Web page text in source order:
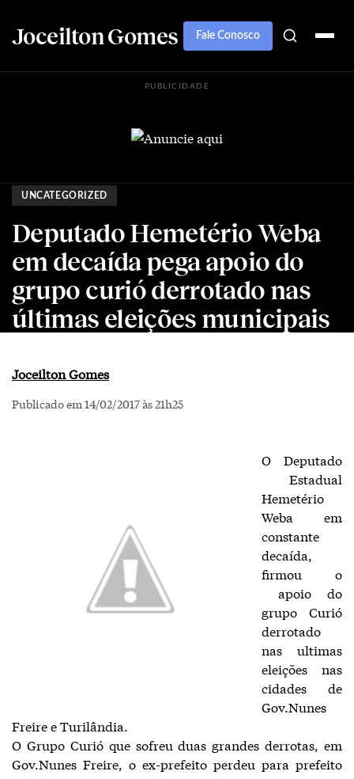
Joceilton Gomes Fale Conosco
PUBLICIDADE
UNCATEGORIZED
Deputado Hemetério Weba
em decaída pega apoio do
grupo curió derrotado nas
últimas eleições municipais
Joceilton Gomes
Publicado em 14/02/2017 às 21h25
O Deputado
Estadual
Hemetério
Weba em
constante
decaída,
firmou o
apoio do
grupo Curió
derrotado
nas ultimas
eleições nas
cidades de
Gov.Nunes
Freire e Turilândia.
O Grupo Curió que sofreu duas grandes derrotas, em
Gov.Nunes Freire, o ex-prefeito perdeu para prefeito